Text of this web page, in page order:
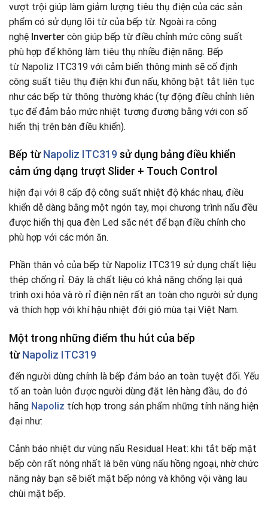
vượt trội giúp làm giảm lượng tiêu thụ điện của các sản
phẩm có sử dụng lõi từ của bếp từ. Ngoài ra công
nghệ Inverter còn giúp bếp từ điều chỉnh mức công suất
phù hợp để không làm tiêu thụ nhiều điện năng. Bếp
từ Napoliz ITC319 với cảm biến thông minh sẽ cố định
công suất tiêu thụ điện khi đun nấu, không bật tắt liên tục
như các bếp từ thông thường khác (tự động điều chỉnh liên
tục để đảm bảo mức nhiệt tương đương bằng với con số
hiển thị trên bàn điều khiển).
Bếp từNapoliz ITC319sử dụng bảng điều khiển
cảm ứng dạng trượt Slider + Touch Control
hiện đại với 8 cấp độ công suất nhiệt độ khác nhau, điều
khiển dễ dàng bằng một ngón tay, mọi chương trình nấu đều
được hiển thị qua đèn Led sắc nét để bạn điều chỉnh cho
phù hợp với các món ăn.
Phần thân vỏ của bếp từ Napoliz ITC319 sử dụng chất liệu
thép chống rỉ. Đây là chất liệu có khả năng chống lại quá
trình oxi hóa và rò rỉ điện nên rất an toàn cho người sử dụng
và thích hợp với khí hậu nhiệt đới gió mùa tại Việt Nam.
Một trong những điểm thu hút của bếp
từNapoliz ITC319
đến người dùng chính là bếp đảm bảo an toàn tuyệt đối. Yếu
tố an toàn luôn được người dùng đặt lên hàng đầu, do đó
hãng Napoliz tích hợp trong sản phẩm những tính năng hiện
đại như:
Cảnh báo nhiệt dư vùng nấu Residual Heat: khi tắt bếp mặt
bếp còn rất nóng nhất là bên vùng nấu hồng ngoại, nhờ chức
năng này bạn sẽ biết mặt bếp nóng và không vội vàng lau
chùi mặt bếp.